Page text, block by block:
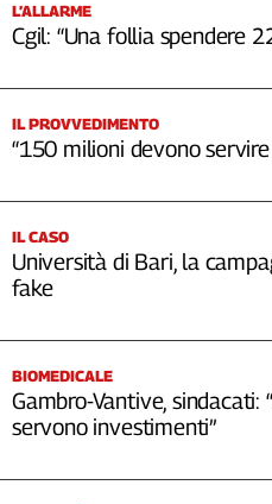
L’ALLARME
Cgil: “Una follia spendere
IL PROVVEDIMENTO
“150 milioni devono
IL CASO
Università di Bari, la
fake
BIOMEDICALE
Gambro-Vantive, sindacati:
servono investimenti”